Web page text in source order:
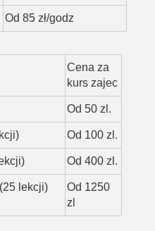
Od 85 zł/godz
Cena za
kurs zajec
Od 50 zl.
Od 100 zl.
Od 400 zl.
lekcji)
Od 1250
zl